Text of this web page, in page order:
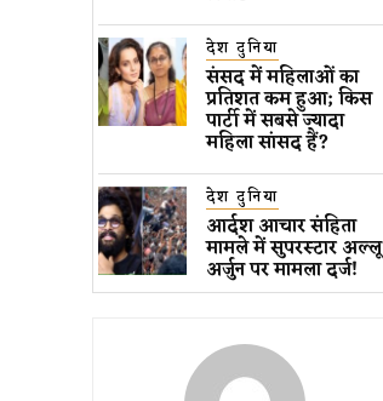
देश दुनिया
संसद में महिलाओं का
प्रतिशत कम ​हुआ​; किस
पार्टी में सबसे ज्यादा
महिला सांसद हैं?
देश दुनिया
आर्दश आचार संहिता
मामले में सुपरस्टार अल्लू
अर्जुन पर मामला दर्ज!